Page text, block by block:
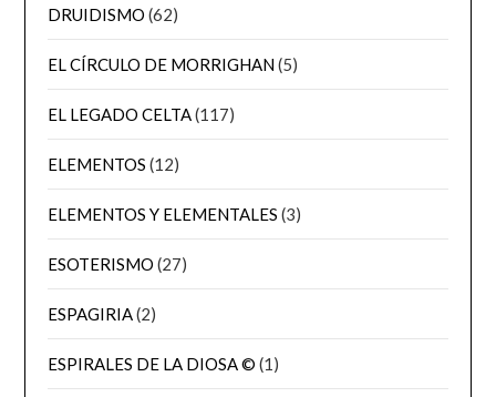
DRUIDISMO (62)
EL CÍRCULO DE MORRIGHAN(5)
EL LEGADO CELTA(117)
ELEMENTOS (12)
ELEMENTOS Y ELEMENTALES (3)
ESOTERISMO (27)
ESPAGIRIA(2)
ESPIRALES DE LA DIOSA © (1)